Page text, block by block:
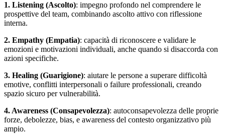
1. Listening (Ascolto): impegno profondo nel comprendere le
prospettive del team, combinando ascolto attivo con riflessione
interna.
2. Empathy (Empatia): capacità di riconoscere e validare le
emozioni e motivazioni individuali, anche quando si disaccorda con
azioni specifiche.
3. Healing (Guarigione): aiutare le persone a superare difficoltà
emotive, conflitti interpersonali o failure professionali, creando
spazio sicuro per vulnerabilità.
4. Awareness (Consapevolezza): autoconsapevolezza delle proprie
forze, debolezze, bias, e awareness del contesto organizzativo più
ampio.